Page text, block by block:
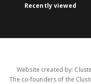
Recently viewed
Website created by:
The co-founders of the